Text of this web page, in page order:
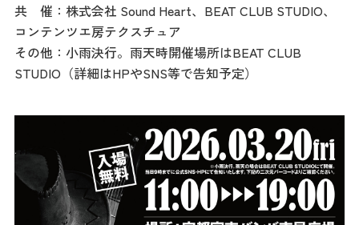
共 催：株式会社 Sound Heart、BEAT CLUB STUDIO、
コンテンツエ房テクスチュア
その他：小雨決行。雨天時開催場所はBEAT CLUB
STUDIO（詳細はHPやSNS等で告知予定）
Languag
e
フォトダウン
パンフレット
お問い合わせ